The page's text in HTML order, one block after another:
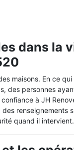
dans la
maisons. En ce
des personnes
à JH
renseignements
quand il intervient.